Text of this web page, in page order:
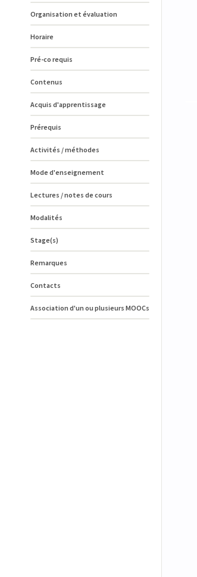
Organisation et évaluation
Horaire
Pré-co requis
Contenus
Acquis d'apprentissage
Prérequis
Activités / méthodes
Mode d'enseignement
Lectures / notes de cours
Modalités
Stage(s)
Remarques
Contacts
Association d'un ou plusieurs MOOCs